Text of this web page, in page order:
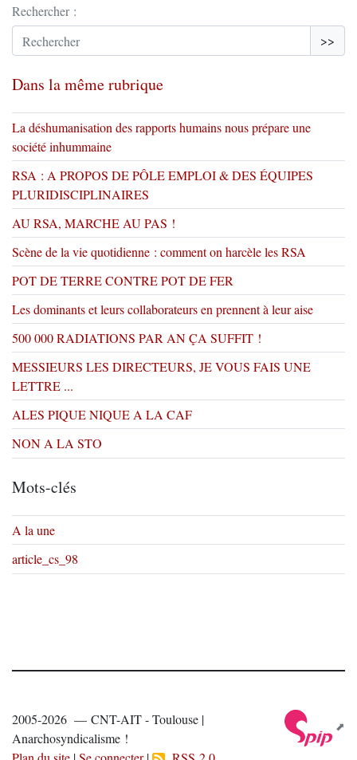
Rechercher :
>>
Dans la même rubrique
La déshumanisation des rapports humains nous prépare une
société inhummaine
RSA : A PROPOS DE PÔLE EMPLOI & DES ÉQUIPES
PLURIDISCIPLINAIRES
AU RSA, MARCHE AU PAS !
Scène de la vie quotidienne : comment on harcèle les RSA
POT DE TERRE CONTRE POT DE FER
Les dominants et leurs collaborateurs en prennent à leur aise
500 000 RADIATIONS PAR AN ÇA SUFFIT !
MESSIEURS LES DIRECTEURS, JE VOUS FAIS UNE
LETTRE ...
ALES PIQUE NIQUE A LA CAF
NON A LA STO
Mots-clés
A la une
article_cs_98
2005-2026 — CNT-AIT - Toulouse |
Anarchosyndicalisme !